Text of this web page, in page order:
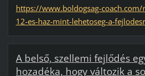
https://www.boldogsag-
12-es-haz-mint-lehetoseg-a-
A belső, szellemi fejlődés
hozadéka, hogy változik a